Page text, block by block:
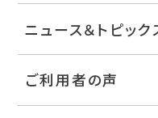
ニュース＆トピック
ご利用者の声